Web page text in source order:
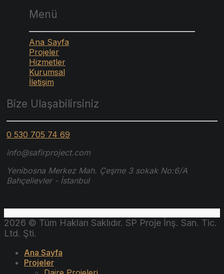
Menü
Ana Sayfa
Projeler
Hizmetler
Kurumsal
İletişim
Bize Ulaşabilirsiniz
0 530 705 74 69
info@safirproject.com
Yenibosna Merkez Mah. Çeşme 3 sokak No:6/A
Bahçelievler - İstanbul
2026 © Tüm Hakları Saklıdır. SP Proje İnş. San. Tic.
Ltd. Şti.
Ana Sayfa
Projeler